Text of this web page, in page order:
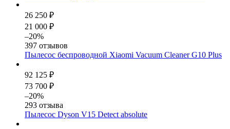
26 250 ₽
21 000 ₽
–20%
397 отзывов
Пылесос беспроводной Xiaomi Vacuum Cleaner G10 Plus
92 125 ₽
73 700 ₽
–20%
293 отзыва
Пылесос Dyson V15 Detect absolute